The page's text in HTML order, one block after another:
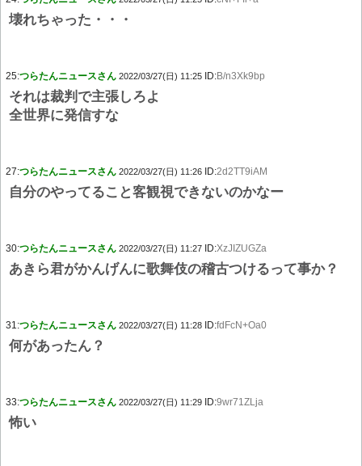
壊れちゃった・・・
25:つらたんニュースさん 2022/03/27(日) 11:25 ID:B/n3Xk9bp
それは裁判で主張しろよ
全世界に発信すな
27:つらたんニュースさん 2022/03/27(日) 11:26 ID:2d2TT9iAM
自分のやってること客観視できないのかなー
30:つらたんニュースさん 2022/03/27(日) 11:27 ID:XzJIZUGZa
あきら君がかんげんに歌舞伎の稽古つけるって事か？
31:つらたんニュースさん 2022/03/27(日) 11:28 ID:fdFcN+Oa0
何があったん？
33:つらたんニュースさん 2022/03/27(日) 11:29 ID:9wr71ZLja
怖い